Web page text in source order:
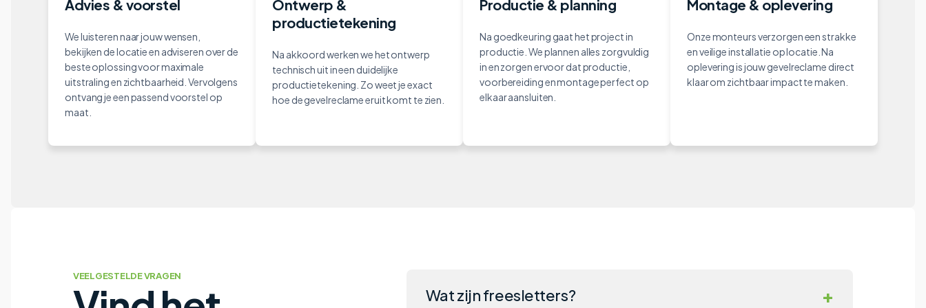
Advies & voorstel
We luisteren naar jouw wensen,
bekijken de locatie en adviseren over de
beste oplossing voor maximale
uitstraling en zichtbaarheid. Vervolgens
ontvang je een passend voorstel op
maat.
Ontwerp &
productietekening
Na akkoord werken we het ontwerp
technisch uit in een duidelijke
productietekening. Zo weet je exact
hoe de gevelreclame eruit komt te zien.
Productie & planning
Na goedkeuring gaat het project in
productie. We plannen alles zorgvuldig
in en zorgen ervoor dat productie,
voorbereiding en montage perfect op
elkaar aansluiten.
Montage & oplevering
Onze monteurs verzorgen een strakke
en veilige installatie op locatie. Na
oplevering is jouw gevelreclame direct
klaar om zichtbaar impact te maken.
VEELGESTELDE VRAGEN
Wat zijn freesletters? +